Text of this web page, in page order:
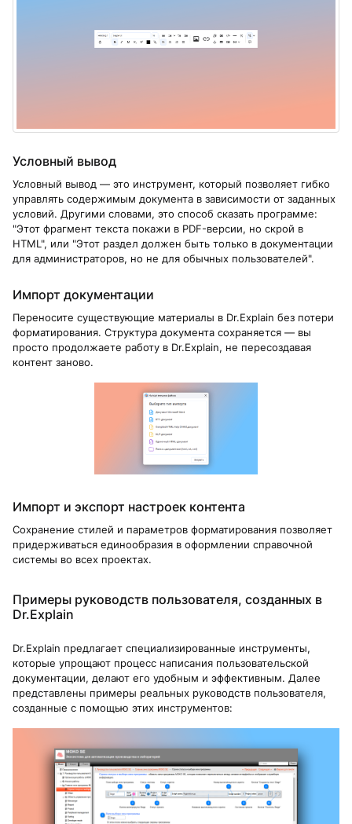
Условный вывод
Условный вывод — это инструмент, который позволяет гибко
управлять содержимым документа в зависимости от заданных
условий. Другими словами, это способ сказать программе:
"Этот фрагмент текста покажи в PDF-версии, но скрой в
HTML", или "Этот раздел должен быть только в документации
для администраторов, но не для обычных пользователей".
Импорт документации
Переносите существующие материалы в Dr.Explain без потери
форматирования. Структура документа сохраняется — вы
просто продолжаете работу в Dr.Explain, не пересоздавая
контент заново.
Импорт и экспорт настроек контента
Сохранение стилей и параметров форматирования позволяет
придерживаться единообразия в оформлении справочной
системы во всех проектах.
Примеры руководств пользователя, созданных в
Dr.Explain
Dr.Explain предлагает специализированные инструменты,
которые упрощают процесс написания пользовательской
документации, делают его удобным и эффективным. Далее
представлены примеры реальных руководств пользователя,
созданные с помощью этих инструментов: